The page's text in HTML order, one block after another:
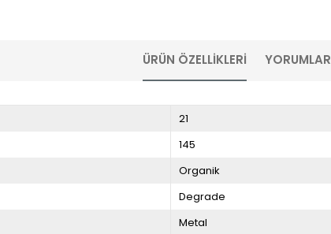
ÜRÜN ÖZELLIKLERI YORUMLAR
21
145
Organik
Degrade
Metal